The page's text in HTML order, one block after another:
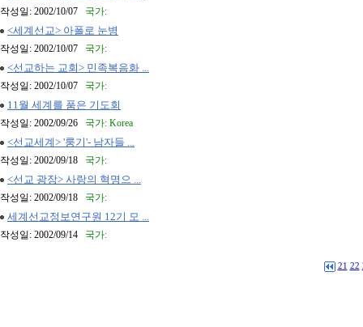
작성일: 2002/10/07 국가:
<세계선교> 아폴로 눈병
작성일: 2002/10/07 국가:
<선교하는 교회> 민족복음화 ...
작성일: 2002/10/07 국가:
11월 세계를 품은 기도회
작성일: 2002/09/26 국가: Korea
<선교세계> '룽기'- 남자들 ...
작성일: 2002/09/18 국가:
<선교 광장> 사랑의 혁명으 ...
작성일: 2002/09/18 국가:
세계선교정보연구원 12기 모 ...
작성일: 2002/09/14 국가:
21 22